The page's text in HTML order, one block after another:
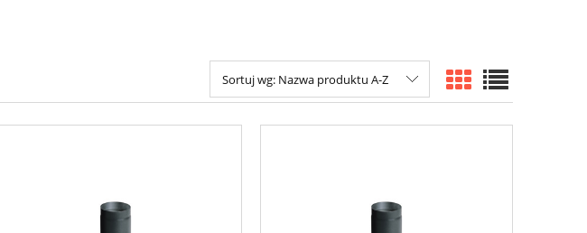
Sortuj wg: Nazwa produktu A-Z